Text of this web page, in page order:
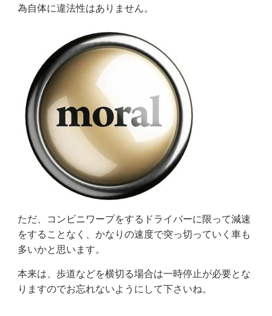
為自体に違法性はありません。
ただ、コンビニワープをするドライバーに限って減速
をすることなく、かなりの速度で突っ切っていく車も
多いかと思います。
本来は、歩道などを横切る場合は一時停止が必要とな
りますのでお忘れないようにして下さいね。